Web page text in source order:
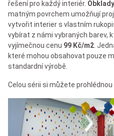
řešení pro každý interiér. Obklady
matným povrchem umožňují
vytvořit interier s vlastním
vybírat z námi vybraných barev,
vyjímečnou cenu 99 Kč/m2 .
které mohou obsahovat pouze
standardní výrobě.
Celou sérii si můžete prohlédnou